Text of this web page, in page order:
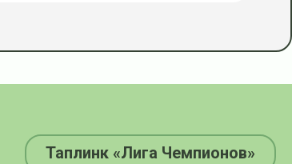
Таплинк «Лига Чемпионов»